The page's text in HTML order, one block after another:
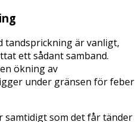
tandsprickning är vanligt,
ett sådant samband.
ökning av
under gränsen för feber
samtidigt som det får tänder